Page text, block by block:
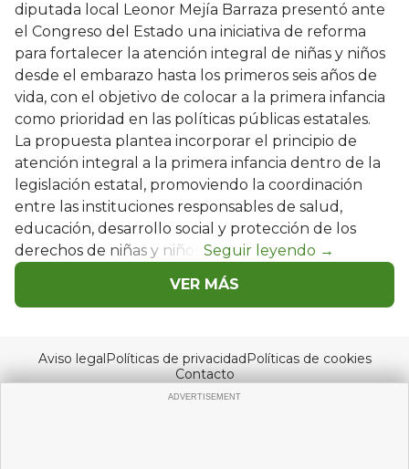
diputada local Leonor Mejía Barraza presentó ante
el Congreso del Estado una iniciativa de reforma
para fortalecer la atención integral de niñas y niños
desde el embarazo hasta los primeros seis años de
vida, con el objetivo de colocar a la primera infancia
como prioridad en las políticas públicas estatales.
La propuesta plantea incorporar el principio de
atención integral a la primera infancia dentro de la
legislación estatal, promoviendo la coordinación
entre las instituciones responsables de salud,
educación, desarrollo social y protección de los
derechos de niñas y niños.
VER MÁS
Aviso legalPolíticas de privacidadPolíticas de cookies
Contacto